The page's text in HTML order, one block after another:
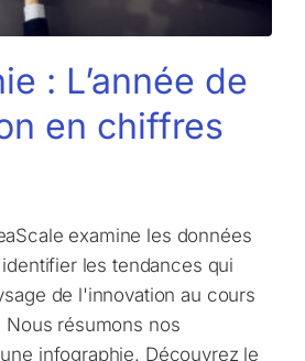
: L’année de
en chiffres
examine les données
les tendances qui
de l'innovation au cours
Nous résumons nos
infographie. Découvrez le